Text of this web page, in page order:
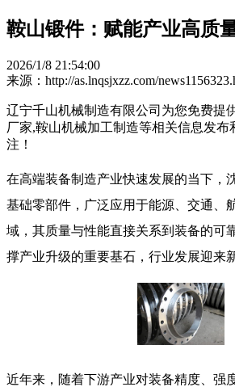
鞍山锻件：赋能产业高质
2026/1/8 21:54:00
来源：http://as.lnqsjxzz.com/
辽宁千山机械制造有限公司为您免费提
厂家,鞍山机械加工制造等相关信息发布
注！
在高端装备制造产业快速发展的当下，
基础零部件，广泛应用于能源、交通、
域，其质量与性能直接关系到装备的可
撑产业升级的重要基石，行业发展迎来
近年来，随着下游产业对装备精度、强